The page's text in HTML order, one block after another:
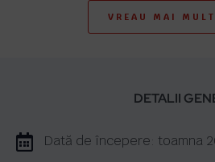
DETALII
Dată de începere: toamna
VREAU MAI